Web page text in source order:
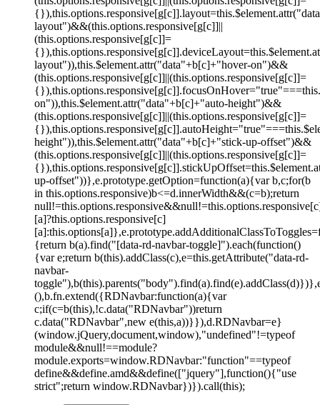
layout")&&(this.options.responsive[g[c]]||
(this.options.responsive[g[c]]=
layout")),this.$element.attr("data"+b[c]+"hover-on")&&
(this.options.responsive[g[c]]||(this.options.responsive[g[c]]=
on")),this.$element.attr("data"+b[c]+"auto-height")&&
(this.options.responsive[g[c]]||(this.options.responsive[g[c]]=
height")),this.$element.attr("data"+b[c]+"stick-up-offset")&&
(this.options.responsive[g[c]]||(this.options.responsive[g[c]]=
up-offset"))},e.prototype.getOption=function(a){var b,c;for(b
in this.options.responsive)b<=d.innerWidth&&(c=b);return
[a]?this.options.responsive[c]
{return b(a).find("[data-rd-navbar-toggle]").each(function()
{var e;return b(this).addClass(c),e=this.getAttribute("data-rd-
navbar-
(),b.fn.extend({RDNavbar:function(a){var
c;if(c=b(this),!c.data("RDNavbar"))return
c.data("RDNavbar",new e(this,a))}}),d.RDNavbar=e}
(window.jQuery,document,window),"undefined"!=typeof
module&&null!==module?
module.exports=window.RDNavbar:"function"==typeof
define&&define.amd&&define(["jquery"],function(){"use
strict";return window.RDNavbar})}).call(this);